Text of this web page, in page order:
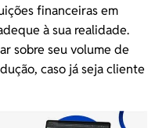
financeiras em
à sua realidade.
sobre seu volume de
caso já seja cliente